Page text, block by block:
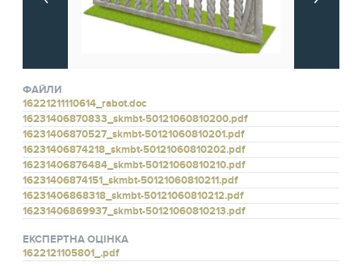
ФАЙЛИ
16221211110614_rabot.doc
16231406870833_skmbt-50121060810200.pdf
16231406870527_skmbt-50121060810201.pdf
16231406874218_skmbt-50121060810202.pdf
16231406876484_skmbt-50121060810210.pdf
16231406874151_skmbt-50121060810211.pdf
16231406868318_skmbt-50121060810212.pdf
16231406869937_skmbt-50121060810213.pdf
ЕКСПЕРТНА ОЦІНКА
1622121105801_.pdf